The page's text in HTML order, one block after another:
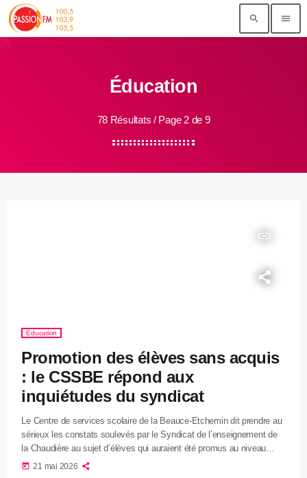
search menu
Éducation
78 Résultats / Page 2 de 9
insert_link
Éducation
Promotion des élèves sans acquis
: le CSSBE répond aux
inquiétudes du syndicat
Le Centre de services scolaire de la Beauce-Etchemin dit prendre au
sérieux les constats soulevés par le Syndicat de l’enseignement de
la Chaudière au sujet d’élèves qui auraient été promus au niveau
supérieur sans avoir les acquis nécessaires. Selon les données
today 21 mai 2026